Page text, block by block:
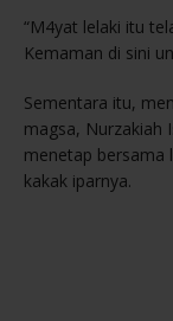
“M4yat lelaki itu
Kemaman di sini
Sementara itu,
magsa, Nurzakiah
menetap bersama
kakak iparnya.